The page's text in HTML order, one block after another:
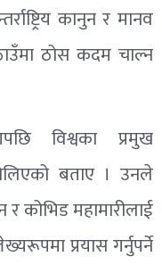
कानुन र मानव
ठोस कदम चाल्न
विश्वका प्रमुख
बताए । उनले
कोभिड महामारीलाई
प्रयास गर्नुपर्ने